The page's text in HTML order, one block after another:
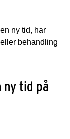
ny tid, har
behandling
ny tid på